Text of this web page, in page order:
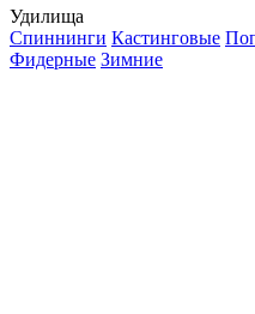
Удилища
Спиннинги Кастинговые
Фидерные Зимние